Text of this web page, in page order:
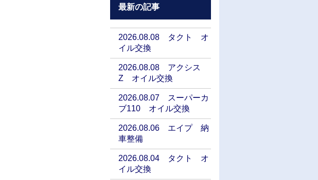
最新の記事
2026.08.08 タクト オ
イル交換
2026.08.08 アクシス
Z オイル交換
2026.08.07 スーパーカ
ブ110 オイル交換
2026.08.06 エイプ 納
車整備
2026.08.04 タクト オ
イル交換